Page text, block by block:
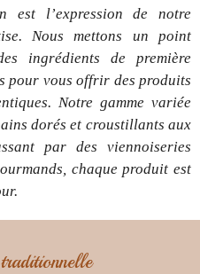
est l’expression de notre
Nous mettons un point
ingrédients de première
pour vous offrir des produits
Notre gamme variée
dorés et croustillants aux
par des viennoiseries
chaque produit est